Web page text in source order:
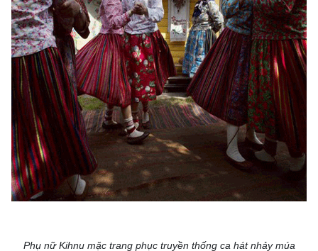
Phụ nữ Kihnu mặc trang phục truyền thống ca hát nhảy múa